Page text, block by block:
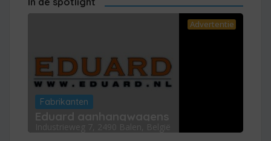
Advertentie
Fabrikanten